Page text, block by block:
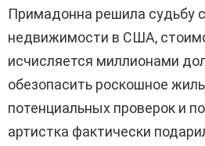
Примадонна решила судьбу
недвижимости в США,
исчисляется миллионами
обезопасить роскошное
потенциальных проверок и
артистка фактически